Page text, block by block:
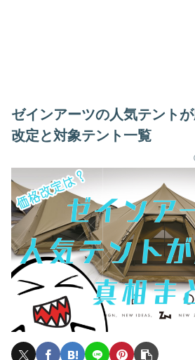
ゼインアーツの人気テント
改定と対象テント一覧